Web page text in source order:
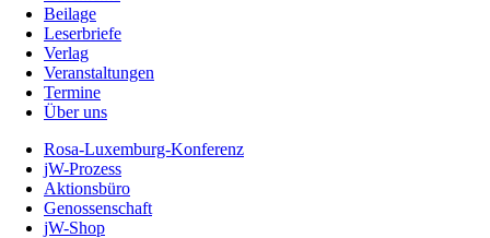
Beilage
Leserbriefe
Verlag
Veranstaltungen
Termine
Über uns
Rosa-Luxemburg-Konferenz
jW-Prozess
Aktionsbüro
Genossenschaft
jW-Shop